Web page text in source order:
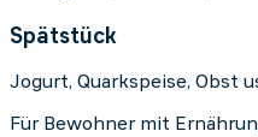
Spätstück
Jogurt, Quarkspeise, Obst
Für Bewohner mit